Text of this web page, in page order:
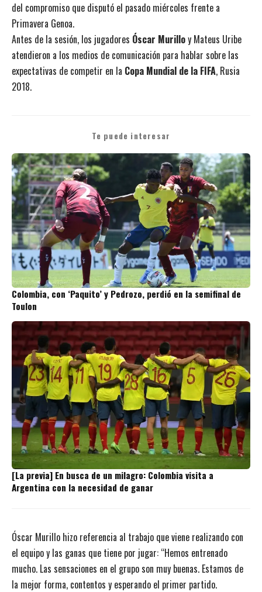
del compromiso que disputó el pasado miércoles frente a
Primavera Genoa.
Antes de la sesión, los jugadores Óscar Murilloy Mateus Uribe
atendieron a los medios de comunicación para hablar sobre las
expectativas de competir en la Copa Mundial de la FIFA, Rusia
2018.
Te puede interesar
Colombia, con ‘Paquito’ y Pedrozo, perdió en la semifinal de
Toulon
[La previa] En busca de un milagro: Colombia visita a
Argentina con la necesidad de ganar
Óscar Murillo hizo referencia al trabajo que viene realizando con
el equipo y las ganas que tiene por jugar: “Hemos entrenado
mucho. Las sensaciones en el grupo son muy buenas. Estamos de
la mejor forma, contentos y esperando el primer partido.